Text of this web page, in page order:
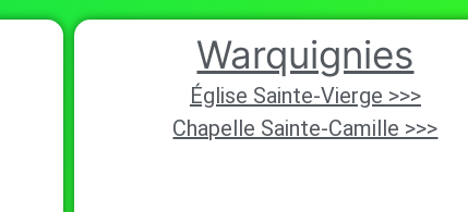
Warquignies
Église Sainte-Vierge >>>
Chapelle Sainte-Camille >>>